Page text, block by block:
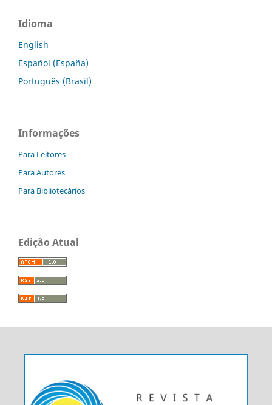
Idioma
English
Español (España)
Português (Brasil)
Informações
Para Leitores
Para Autores
Para Bibliotecários
Edição Atual